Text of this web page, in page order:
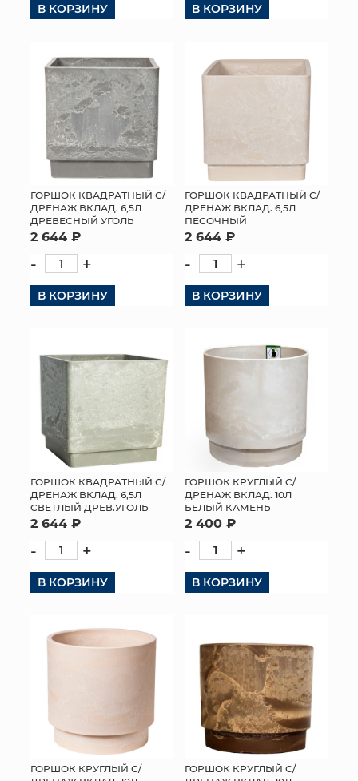
В КОРЗИНУ В КОРЗИНУ
ГОРШОК КВАДРАТНЫЙ С/
ДРЕНАЖ ВКЛАД. 6,5Л
ДРЕВЕСНЫЙ УГОЛЬ
2 644 ₽
- +
В КОРЗИНУ
ГОРШОК КВАДРАТНЫЙ С/
ДРЕНАЖ ВКЛАД. 6,5Л
ПЕСОЧНЫЙ
2 644 ₽
- +
В КОРЗИНУ
ГОРШОК КВАДРАТНЫЙ С/
ДРЕНАЖ ВКЛАД. 6,5Л
СВЕТЛЫЙ ДРЕВ.УГОЛЬ
2 644 ₽
- +
В КОРЗИНУ
ГОРШОК КРУГЛЫЙ С/
ДРЕНАЖ ВКЛАД. 10Л
БЕЛЫЙ КАМЕНЬ
2 400 ₽
- +
В КОРЗИНУ
ГОРШОК КРУГЛЫЙ С/
ГОРШОК КРУГЛЫЙ С/